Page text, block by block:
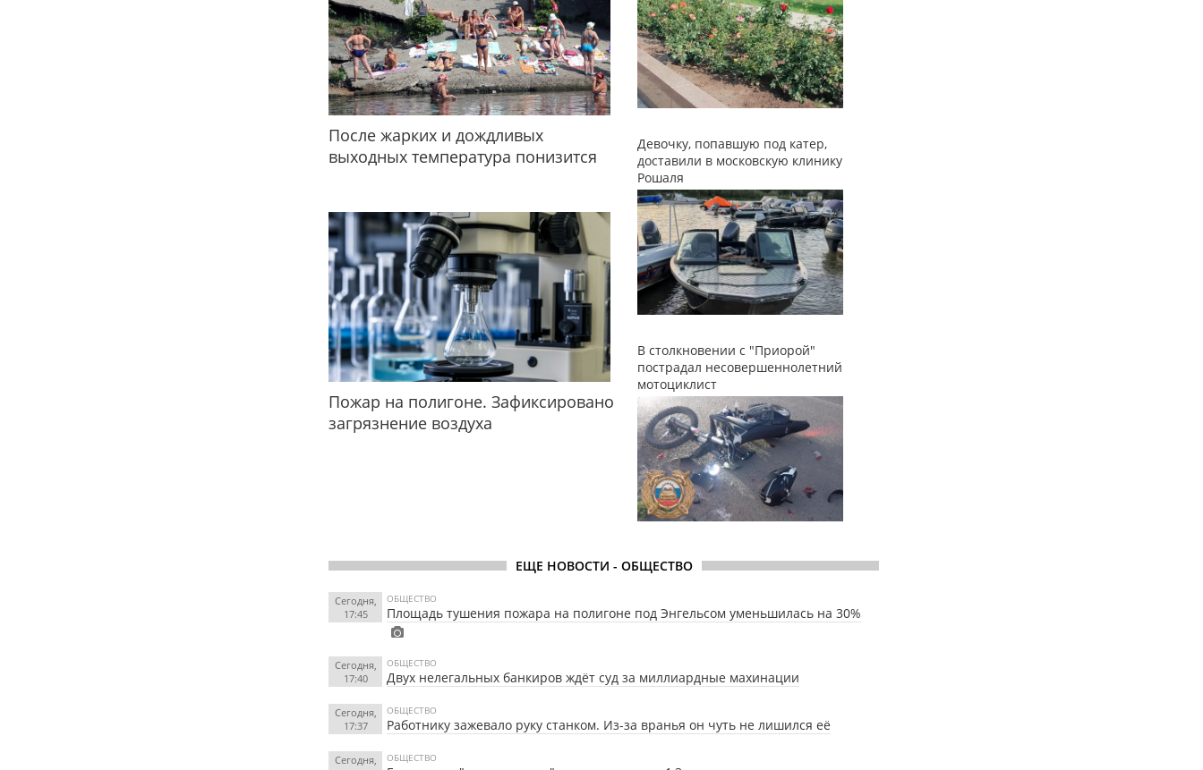
После жарких и дождливых
выходных температура понизится
Пожар на полигоне. Зафиксировано
загрязнение воздуха
Девочку, попавшую под катер,
доставили в московскую клинику
Рошаля
В столкновении с "Приорой"
пострадал несовершеннолетний
мотоциклист
ЕЩЕ НОВОСТИ - ОБЩЕСТВО
Сегодня,
17:45
ОБЩЕСТВО
Площадь тушения пожара на полигоне под Энгельсом уменьшилась на 30%
Сегодня,
17:40
ОБЩЕСТВО
Двух нелегальных банкиров ждёт суд за миллиардные махинации
Сегодня,
17:37
ОБЩЕСТВО
Работнику зажевало руку станком. Из-за вранья он чуть не лишился её
Сегодня,
ОБЩЕСТВО